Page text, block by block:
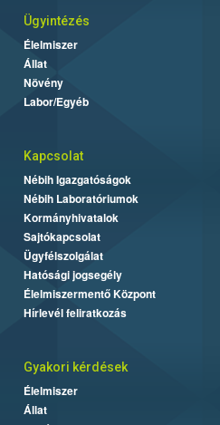
Ügyintézés
Élelmiszer
Állat
Növény
Labor/Egyéb
Kapcsolat
Nébih Igazgatóságok
Nébih Laboratóriumok
Kormányhivatalok
Sajtókapcsolat
Ügyfélszolgálat
Hatósági jogsegély
Élelmiszermentő Központ
Hírlevél feliratkozás
Gyakori kérdések
Élelmiszer
Állat